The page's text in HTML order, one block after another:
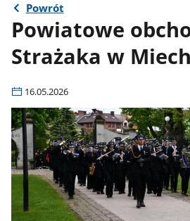
Powrót
Powiatowe
Strażaka w
16.05.2026